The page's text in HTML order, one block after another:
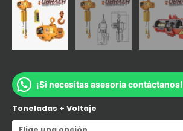
¡Si necesitas asesoría contáctanos!
Toneladas + Voltaje